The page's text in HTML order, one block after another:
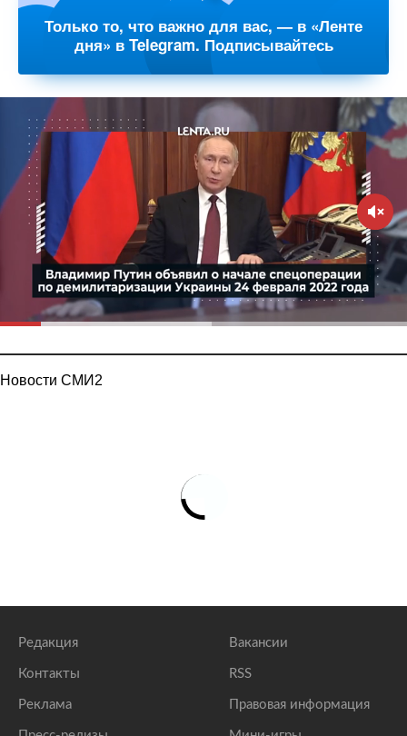
Только то, что важно для вас, — в «Ленте
дня» в Telegram. Подписывайтесь
Новости СМИ2
Редакция
Контакты
Реклама
Вакансии
RSS
Правовая информация